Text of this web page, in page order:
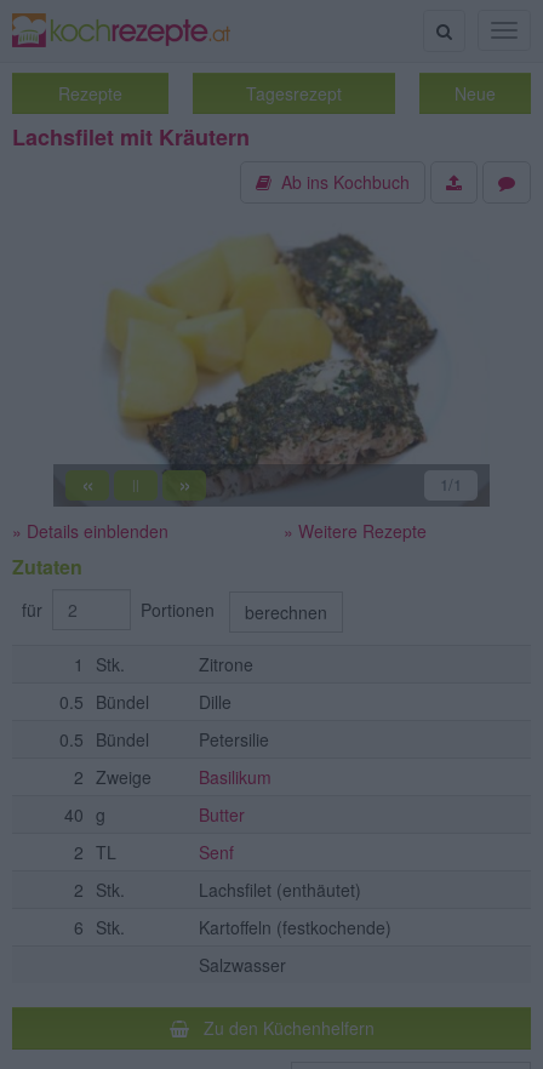
Suche
Rezepte Tagesrezept Neue
Lachsfilet mit Kräutern
Ab ins Kochbuch
« || » 1/1
» Details einblenden » Weitere Rezepte
Zutaten
für Portionen berechnen
1 Stk.
Zitrone
0.5 Bündel
Dille
0.5 Bündel
Petersilie
2 Zweige
Basilikum
40 g
Butter
2 TL
Senf
2 Stk. Lachsfilet (enthäutet)
6 Stk. Kartoffeln (festkochende)
Salzwasser
Zu den Küchenhelfern